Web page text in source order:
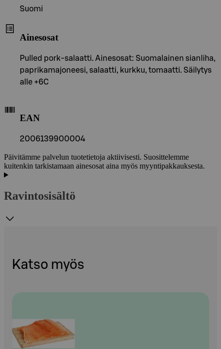
Suomi
Ainesosat
Pulled pork-salaatti. Ainesosat: Suomalainen sianliha,
paprikamajoneesi, salaatti, kurkku, tomaatti. Säilytys
alle +6C
EAN
2006139900004
Päivitämme palvelun tuotetietoja aktiivisesti. Suosittelemme
kuitenkin tarkistamaan ainesosat aina myös myyntipakkauksesta.
Ravintosisältö
Katso myös